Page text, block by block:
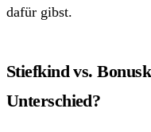
dafür gibst.
Stiefkind vs.
Unterschied?